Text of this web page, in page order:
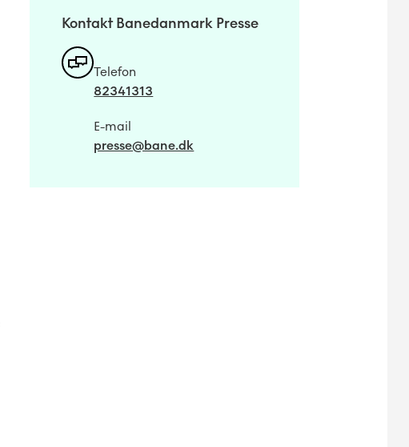
Kontakt Banedanmark Presse
Telefon
82341313
E-mail
presse@bane.dk